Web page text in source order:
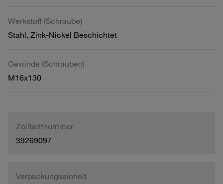
Werkstoff (Schraube)
Stahl, Zink-Nickel Beschichtet
Gewinde (Schrauben)
M16x130
Zolltarifnummer
39269097
Verpackungseinheit